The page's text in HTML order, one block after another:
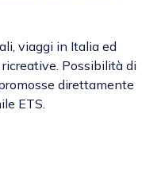
viaggi in Italia ed
Possibilità di
direttamente
ETS.